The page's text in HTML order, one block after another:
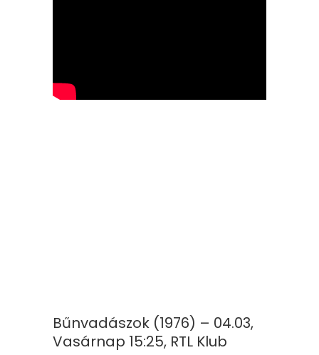
Bűnvadászok (1976) – 04.03,
Vasárnap 15:25, RTL Klub